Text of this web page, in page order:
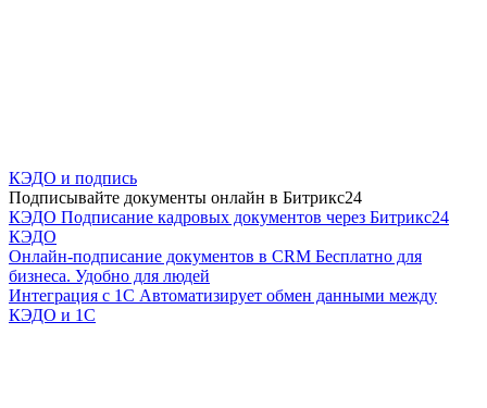
КЭДО и подпись
Подписывайте документы онлайн в Битрикс24
КЭДО Подписание кадровых документов через Битрикс24
КЭДО
Онлайн-подписание документов в CRM Бесплатно для
бизнеса. Удобно для людей
Интеграция с 1С Автоматизирует обмен данными между
КЭДО и 1С